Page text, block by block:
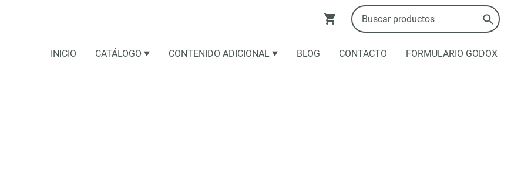
INICIO CATÁLOGO CONTENIDO ADICIONAL BLOG CONTACTO FORMULARIO GODOX